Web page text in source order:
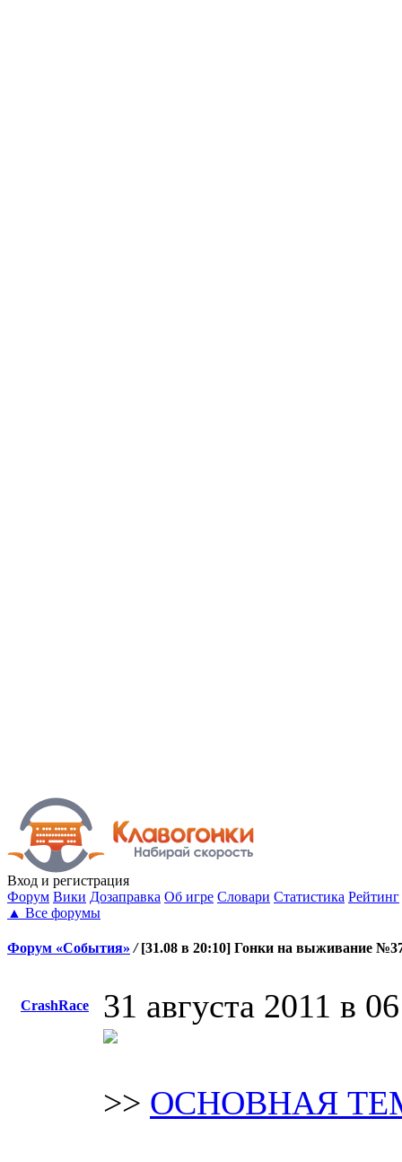
Вход и регистрация
Форум Вики Дозаправка Об игре Словари Статистика Рейтинг
▲ Все форумы
Форум «События» / [31.08 в 20:10] Гонки на выживание
CrashRace 31 августа 2011 в
>> ОСНОВНАЯ